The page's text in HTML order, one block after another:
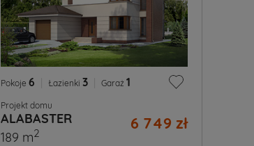
Pokoje 6 Łazienki 3 Garaż 1
Projekt domu
ALABASTER 6 749 zł
189 m2